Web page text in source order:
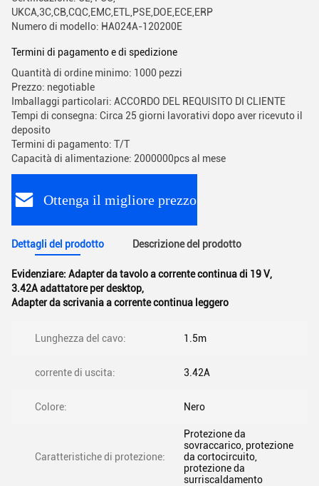
UKCA,3C,CB,CQC,EMC,ETL,PSE,DOE,ECE,ERP
Numero di modello: HA024A-120200E
Termini di pagamento e di spedizione
Quantità di ordine minimo: 1000 pezzi
Prezzo: negotiable
Imballaggi particolari: ACCORDO DEL REQUISITO DI CLIENTE
Tempi di consegna: Circa 25 giorni lavorativi dopo aver ricevuto il
deposito
Termini di pagamento: T/T
Capacità di alimentazione: 2000000pcs al mese
Ottenga il migliore prezzo
Dettagli del prodotto Descrizione del prodotto
Evidenziare: Adapter da tavolo a corrente continua di 19 V,
3.42A adattatore per desktop,
Adapter da scrivania a corrente continua leggero
Lunghezza del cavo: 1.5m
corrente di uscita: 3.42A
Colore: Nero
Caratteristiche di protezione:
Protezione da
sovraccarico, protezione
da cortocircuito,
protezione da
surriscaldamento